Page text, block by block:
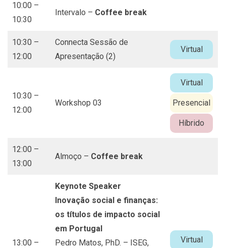
10:00 –
10:30
Intervalo – Coffee break
10:30 –
12:00
Connecta Sessão de
Apresentação (2)
Virtual
10:30 –
12:00
Workshop 03
Virtual
Presencial
Híbrido
12:00 –
13:00
Almoço – Coffee break
13:00 –
Keynote Speaker
Inovação social e finanças:
os títulos de impacto social
em Portugal
Pedro Matos, PhD. – ISEG,
Virtual